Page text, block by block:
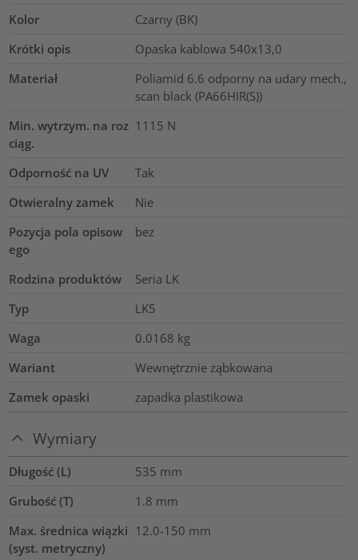
Kolor
Czarny (BK)
Krótki opis
Opaska kablowa 540x13,0
Materiał
Poliamid 6.6 odporny na udary mech.,
scan black (PA66HIR(S))
Min. wytrzym. na roz
ciąg.
1115 N
Odporność na UV
Tak
Otwieralny zamek
Nie
Pozycja pola opisow
ego
bez
Rodzina produktów
Seria LK
Typ
LK5
Waga
0.0168 kg
Wariant
Wewnętrznie ząbkowana
Zamek opaski
zapadka plastikowa
Wymiary
Długość (L) 535 mm
Grubość (T)
1.8 mm
Max. średnica wiązki
(syst. metryczny)
12.0-150 mm